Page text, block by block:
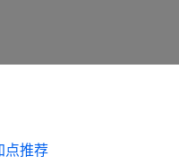
点推荐